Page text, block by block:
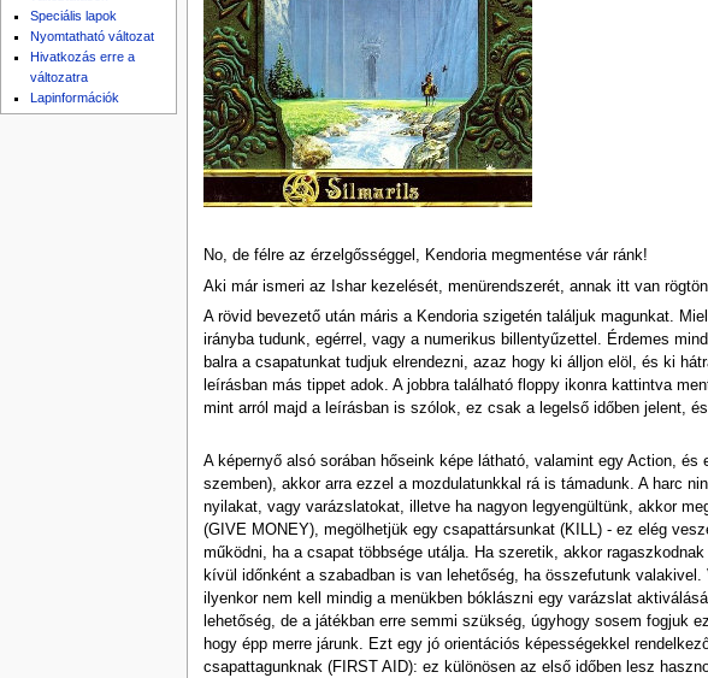
No, de félre az érzelgősséggel, Kendoria megmentése vár ránk!
Aki már ismeri az Ishar kezelését, menürendszerét, annak itt van
A rövid bevezető után máris a Kendoria szigetén találjuk magunkat.
irányba tudunk, egérrel, vagy a numerikus billentyűzettel. Érdemes
balra a csapatunkat tudjuk elrendezni, azaz hogy ki álljon elöl, és ki
leírásban más tippet adok. A jobbra található floppy ikonra kattintva
mint arról majd a leírásban is szólok, ez csak a legelső időben jelent,
A képernyő alsó sorában hőseink képe látható, valamint egy Action,
szemben), akkor arra ezzel a mozdulatunkkal rá is támadunk. A harc
nyilakat, vagy varázslatokat, illetve ha nagyon legyengültünk, akkor
(GIVE MONEY), megölhetjük egy csapattársunkat (KILL) - ez elég
működni, ha a csapat többsége utálja. Ha szeretik, akkor
kívül időnként a szabadban is van lehetőség, ha összefutunk
ilyenkor nem kell mindig a menükben bóklászni egy varázslat
lehetőség, de a játékban erre semmi szükség, úgyhogy sosem fogjuk
hogy épp merre járunk. Ezt egy jó orientációs képességekkel
csapattagunknak (FIRST AID): ez különösen az első időben lesz
Speciális lapok
Nyomtatható változat
Hivatkozás erre a
változatra
Lapinformációk